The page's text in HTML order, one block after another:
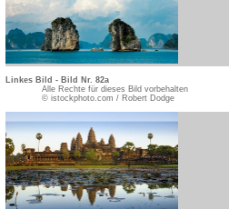
Linkes Bild - Bild Nr. 82a
Alle Rechte für dieses Bild vorbehalten
© istockphoto.com / Robert Dodge